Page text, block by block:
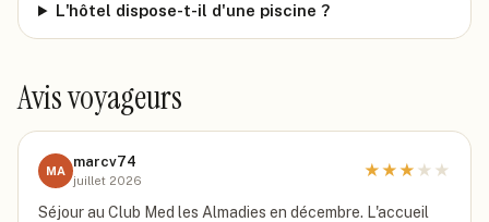
L'hôtel dispose-t-il d'une piscine ?
Avis voyageurs
MA
marcv74
juillet 2026
★★★ ★ ★
Séjour au Club Med les Almadies en décembre. L'accueil